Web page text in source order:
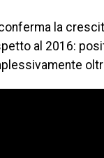
la
al 2016: